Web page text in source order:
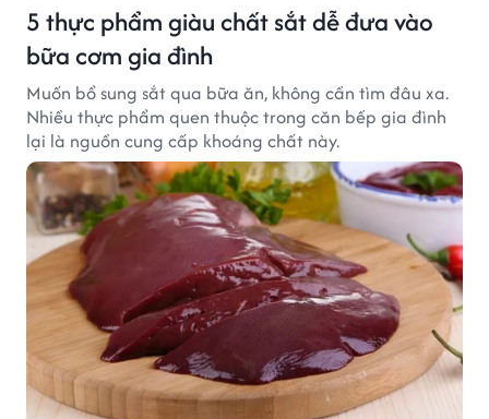
5 thực phẩm giàu chất sắt dễ đưa vào
bữa cơm gia đình
Muốn bổ sung sắt qua bữa ăn, không cần tìm đâu xa.
Nhiều thực phẩm quen thuộc trong căn bếp gia đình
lại là nguồn cung cấp khoáng chất này.